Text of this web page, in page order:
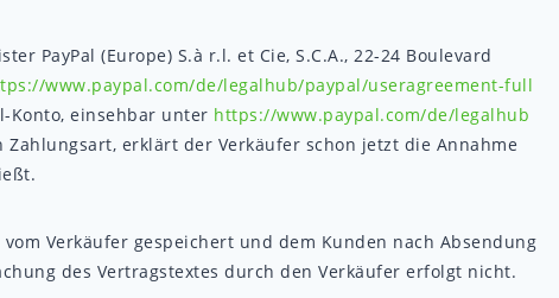
PayPal (Europe) S.à r.l. et Cie, S.C.A., 22-24 Boulevard
www.paypal.com/de/legalhub/paypal/useragreement-full
Konto, einsehbar unter https://www.paypal.com/de/legalhub
erklärt der Verkäufer schon jetzt die Annahme
Verkäufer gespeichert und dem Kunden nach Absendung
des Vertragstextes durch den Verkäufer erfolgt nicht.